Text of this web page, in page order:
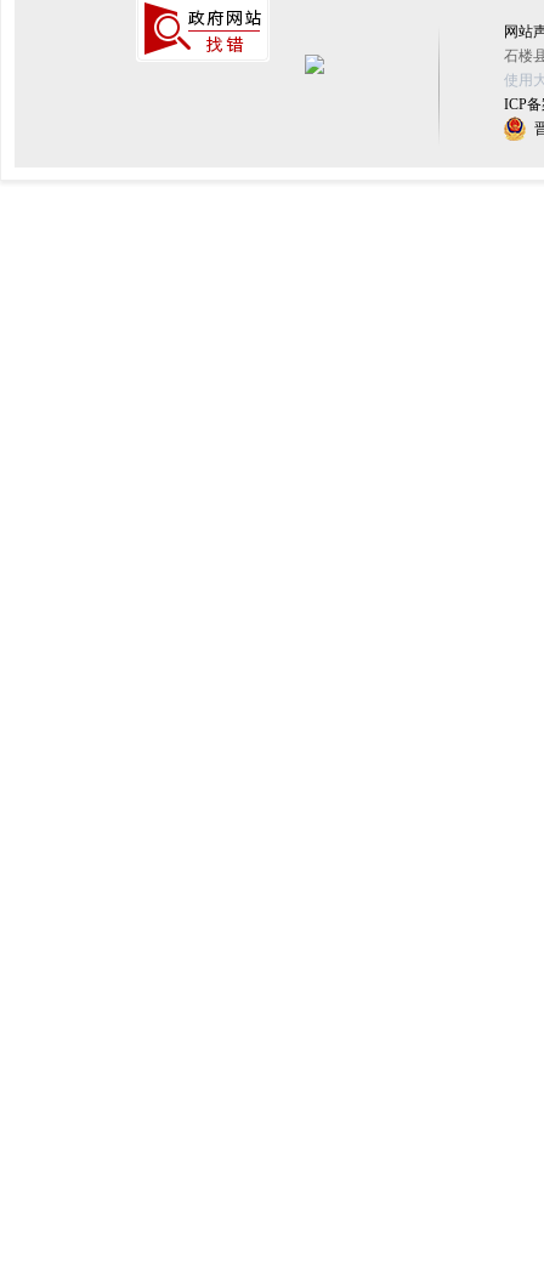
网站
石楼
使用
ICP